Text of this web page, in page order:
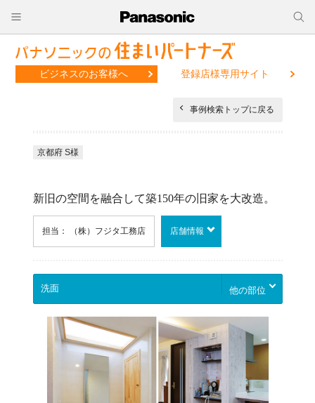
ビジネスのお客様へ 登録店様専用サイト
事例検索トップに戻る
京都府 S様
新旧の空間を融合して築150年の旧家を大改造。
担当： （株）フジタ工務店 店舗情報
他の部位